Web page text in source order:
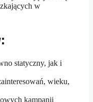
w
statyczny, jak i
wieku,
kampanii